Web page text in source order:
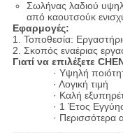
Σωλήνας λαδιού
από καουτσούκ
Εφαρμογές:
1. Τοποθεσία:
2. Σκοπός εναέριας
Γιατί να επιλέξετε
· Υψηλή
· Λογική τιμή
· Καλή
· 1 Έτος
· Περισσότερα